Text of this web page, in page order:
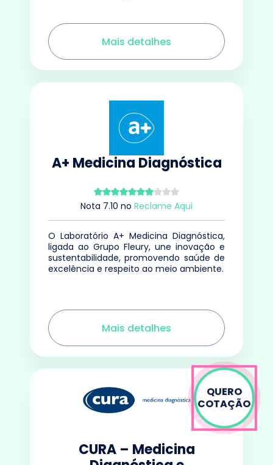
Mais detalhes
A+ Medicina Diagnóstica
Nota 7.10 no Reclame Aqui
O Laboratório A+ Medicina Diagnóstica,
ligada ao Grupo Fleury, une inovação e
sustentabilidade, promovendo saúde de
excelência e respeito ao meio ambiente.
Mais detalhes
CURA – Medicina
QUERO
COTAÇÃO